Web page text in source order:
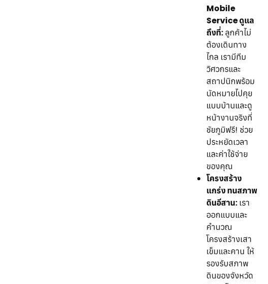
Mobile
Service ดูแล
ถึงที่:ลูกค้าไม่
ต้องเดินทาง
ไกล เรามีทีม
วิศวกรและ
สถาปนิกพร้อม
นัดหมายไปคุย
แบบบ้านและดู
หน้างานจริงที่
ชัยภูมิฟรี! ช่วย
ประหยัดเวลา
และค่าใช้จ่าย
ของคุณ
โครงสร้าง
แกร่ง ทนสภาพ
ดินอีสาน:เรา
ออกแบบและ
คำนวณ
โครงสร้างเสา
เข็มและคาน ให้
รองรับสภาพ
ดินของจังหวัด